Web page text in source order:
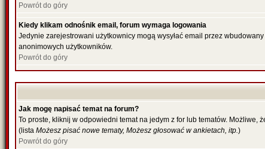
Powrót do góry
Kiedy klikam odnośnik email, forum wymaga logowania
Jedynie zarejestrowani użytkownicy mogą wysyłać email przez
anonimowych użytkowników.
Powrót do góry
Jak mogę napisać temat na forum?
To proste, kliknij w odpowiedni temat na jedym z for lub tematów. Możliwe,
(lista Możesz pisać nowe tematy, Możesz głosować w ankietach, itp.)
Powrót do góry